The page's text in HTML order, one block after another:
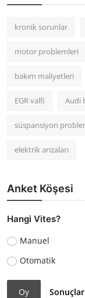
kronik sorunlar
motor problemleri
bakım maliyetleri
EGR valfi Audi
süspansiyon
elektrik arızaları
Anket Köşesi
Hangi Vites?
Manuel
Otomatik
Oy